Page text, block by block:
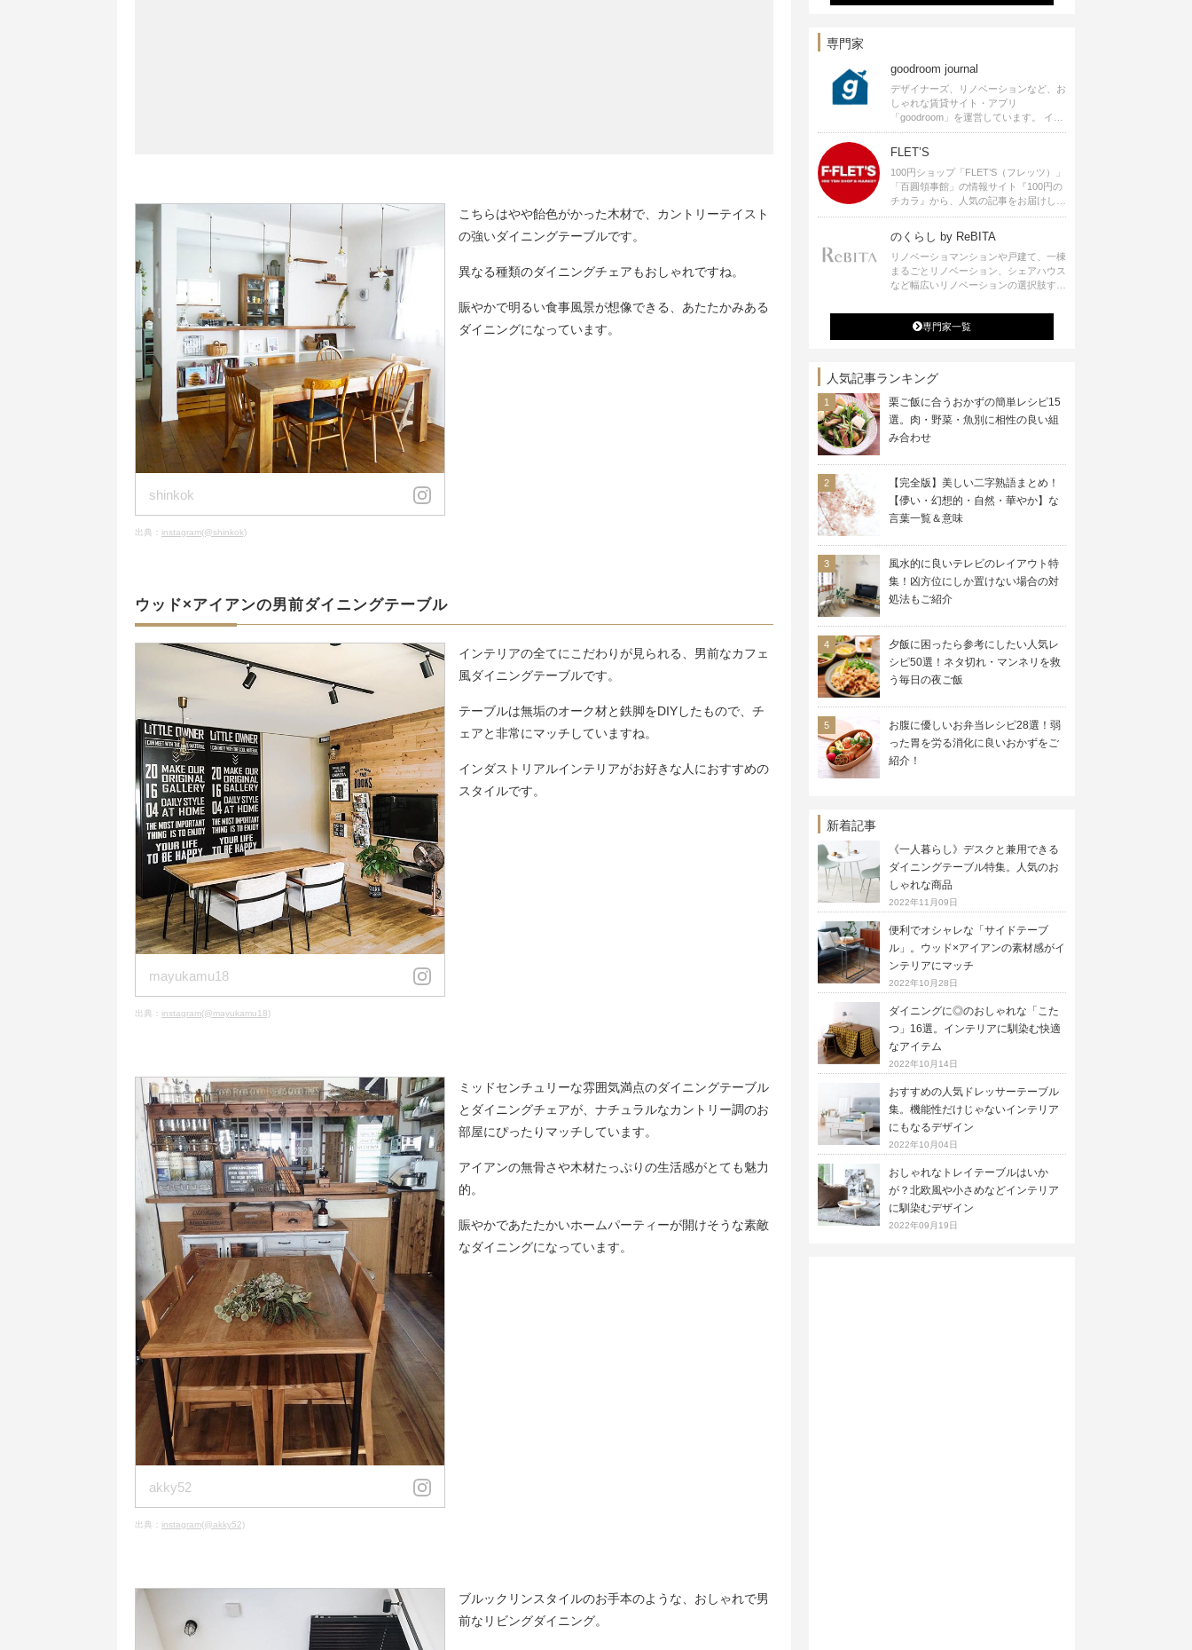
shinkok
出典： instagram(@shinkok)
こちらはやや飴色がかった木材で、カントリーテイスト
の強いダイニングテーブルです。
異なる種類のダイニングチェアもおしゃれですね。
賑やかで明るい食事風景が想像できる、あたたかみある
ダイニングになっています。
ウッド×アイアンの男前ダイニングテーブル
mayukamu18
出典： instagram(@mayukamu18)
インテリアの全てにこだわりが見られる、男前なカフェ
風ダイニングテーブルです。
テーブルは無垢のオーク材と鉄脚をDIYしたもので、チ
ェアと非常にマッチしていますね。
インダストリアルインテリアがお好きな人におすすめの
スタイルです。
akky52
出典： instagram(@akky52)
ミッドセンチュリーな雰囲気満点のダイニングテーブル
とダイニングチェアが、ナチュラルなカントリー調のお
部屋にぴったりマッチしています。
アイアンの無骨さや木材たっぷりの生活感がとても魅力
的。
賑やかであたたかいホームパーティーが開けそうな素敵
なダイニングになっています。
ブルックリンスタイルのお手本のような、おしゃれで男
前なリビングダイニング。
り 雑誌掲載・TV出演・コラム執筆・
専門家
goodroom journal
デザイナーズ、リノベーションなど、お
しゃれな賃貸サイト・アプリ
「goodroom」を運営しています。 イン
テリアや、ひとり暮らし、ふたり暮らし
のアイディアなど、賃貸でも自分らしい
暮らしを楽しむためのヒントをお届けし
ます。
FLET’S
100円ショップ「FLET’S（フレッツ）」
「百圓領事館」の情報サイト『100円の
チカラ』から、人気の記事をお届けしま
す。
のくらし by ReBITA
リノベーショマンションや戸建て、一棟
まるごとリノベーション、シェアハウス
など幅広いリノベーションの選択肢すべ
ジ・シェアスペースなど、「住む」だけ
ではなく「働く」「遊ぶ」「学ぶ」「旅
する」といった領域でも、暮らしや生き
専門家一覧
人気記事ランキング
栗ご飯に合うおかずの簡単レシピ15
選。肉・野菜・魚別に相性の良い組
み合わせ
【完全版】美しい二字熟語まとめ！
【儚い・幻想的・自然・華やか】な
言葉一覧＆意味
風水的に良いテレビのレイアウト特
集！凶方位にしか置けない場合の対
処法もご紹介
夕飯に困ったら参考にしたい人気レ
シピ50選！ネタ切れ・マンネリを救
う毎日の夜ご飯
お腹に優しいお弁当レシピ28選！弱
った胃を労る消化に良いおかずをご
紹介！
新着記事
《一人暮らし》デスクと兼用できる
ダイニングテーブル特集。人気のお
しゃれな商品
2022年11月09日
便利でオシャレな「サイドテーブ
ル」。ウッド×アイアンの素材感がイ
ンテリアにマッチ
2022年10月28日
ダイニングに◎のおしゃれな「こた
つ」16選。インテリアに馴染む快適
なアイテム
2022年10月14日
おすすめの人気ドレッサーテーブル
集。機能性だけじゃないインテリア
にもなるデザイン
2022年10月04日
おしゃれなトレイテーブルはいか
が？北欧風や小さめなどインテリア
に馴染むデザイン
2022年09月19日